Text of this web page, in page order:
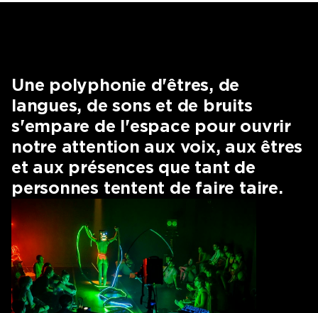
Une polyphonie d'êtres, de
langues, de sons et de bruits
s'empare de l'espace pour ouvrir
notre attention aux voix, aux êtres
et aux présences que tant de
personnes tentent de faire taire.